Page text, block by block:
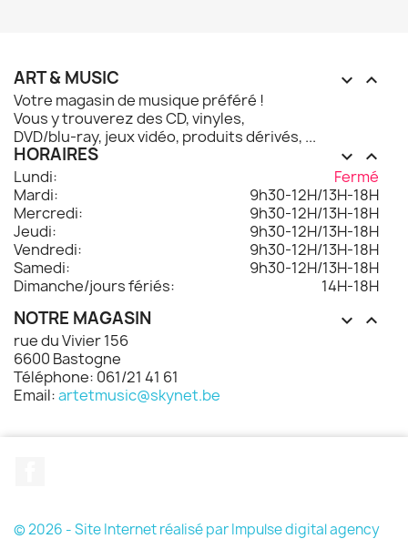
ART & MUSIC  
Votre magasin de musique préféré !
Vous y trouverez des CD, vinyles,
DVD/blu-ray, jeux vidéo, produits dérivés, ...
HORAIRES  
Lundi:
Fermé
Mardi:
9h30-12H/13H-18H
Mercredi:
9h30-12H/13H-18H
Jeudi:
9h30-12H/13H-18H
Vendredi:
9h30-12H/13H-18H
Samedi:
9h30-12H/13H-18H
Dimanche/jours fériés:
14H-18H
NOTRE MAGASIN  
rue du Vivier 156
6600 Bastogne
Téléphone: 061/21 41 61
Email:artetmusic@skynet.be
© 2026 - Site Internet réalisé par Impulse digital agency